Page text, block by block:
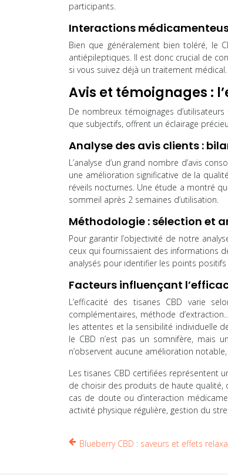
participants.
Interactions
Bien que généralement bien toléré, le
antiépileptiques. Il est donc crucial de
si vous suivez déjà un traitement
Avis et témoignages :
De nombreux témoignages
que subjectifs, offrent un éclairage
Analyse des avis clients :
L’analyse d’un grand nombre d’avis
une amélioration significative de la
réveils nocturnes. Une étude a montré
sommeil après 2 semaines d’utilisation.
Méthodologie : sélection et
Pour garantir l’objectivité de notre
ceux qui fournissaient des informations
analysés pour identifier les points
Facteurs influençant
L’efficacité des tisanes CBD varie
complémentaires, méthode
les attentes et la sensibilité individuelle
le CBD n’est pas un somnifère, mais
n’observent aucune amélioration
Les tisanes CBD certifiées
de choisir des produits de haute
cas de doute ou d’interaction
activité physique régulière, gestion du
Blueberry CBD : saveurs et effets